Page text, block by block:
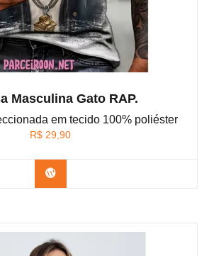
Masculina Gato RAP.
em tecido 100% poliéster
R$ 29,90
Confira na Shopee